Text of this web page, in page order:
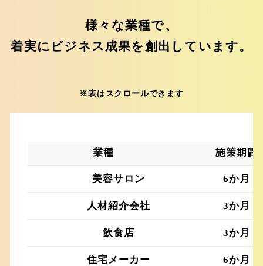
様々な業種で、
着実にビジネス成果を創出しています。
※表はスクロールできます
業種 施策期間
美容サロン 6か月
人材紹介会社 3か月
飲食店 3か月
住宅メーカー 6か月